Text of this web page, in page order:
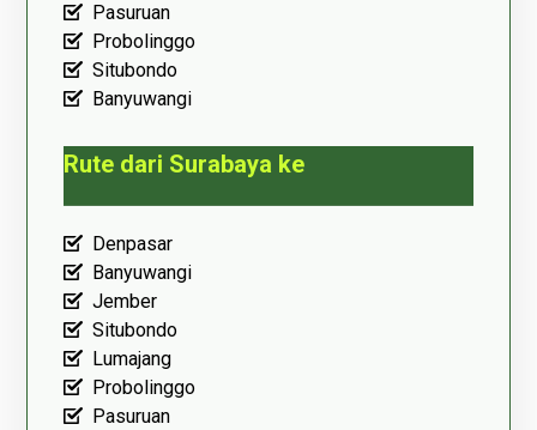
Pasuruan
Probolinggo
Situbondo
Banyuwangi
Rute dari Surabaya ke
Denpasar
Banyuwangi
Jember
Situbondo
Lumajang
Probolinggo
Pasuruan